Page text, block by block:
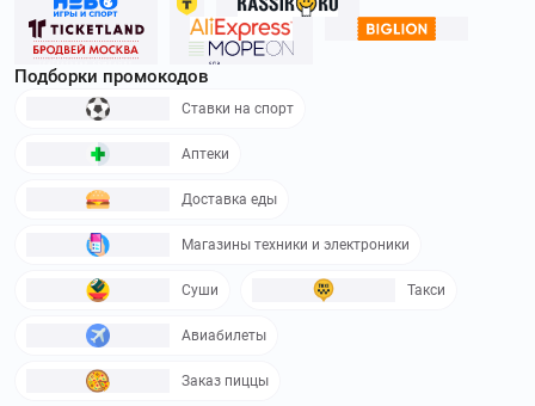
Подборки промокодов
Ставки на спорт
Аптеки
Доставка еды
Магазины техники и электроники
Суши Такси
Авиабилеты
Заказ пиццы